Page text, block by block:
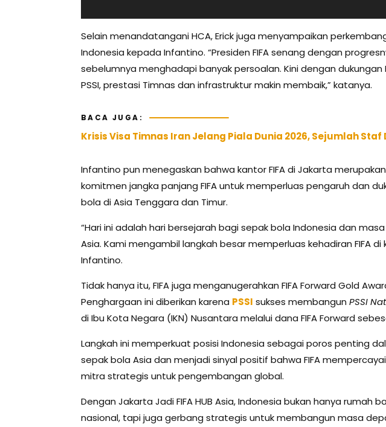
Selain menandatangani HCA, Erick juga menyampaikan
Indonesia kepada Infantino. “Presiden FIFA senang dengan
sebelumnya menghadapi banyak persoalan. Kini dengan dukungan
PSSI, prestasi Timnas dan infrastruktur makin membaik,” katanya.
BACA JUGA:
Krisis Visa Timnas Iran Jelang Piala Dunia 2026, Sejumlah Staf
Infantino pun menegaskan bahwa kantor FIFA di Jakarta
komitmen jangka panjang FIFA untuk memperluas pengaruh dan
bola di Asia Tenggara dan Timur.
“Hari ini adalah hari bersejarah bagi sepak bola Indonesia dan
Asia. Kami mengambil langkah besar memperluas kehadiran FIFA di
Infantino.
Tidak hanya itu, FIFA juga menganugerahkan FIFA Forward Gold
Penghargaan ini diberikan karena PSSI sukses membangun PSSI
di Ibu Kota Negara (IKN) Nusantara melalui dana FIFA Forward
Langkah ini memperkuat posisi Indonesia sebagai poros penting
sepak bola Asia dan menjadi sinyal positif bahwa FIFA
mitra strategis untuk pengembangan global.
Dengan Jakarta Jadi FIFA HUB Asia, Indonesia bukan hanya rumah
nasional, tapi juga gerbang strategis untuk membangun masa